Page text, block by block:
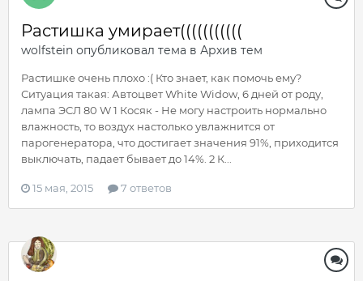
Растишка умирает(((((((((((
wolfstein опубликовал тема в Архив тем
Растишке очень плохо :( Кто знает, как помочь ему?
Ситуация такая: Автоцвет White Widow, 6 дней от роду,
лампа ЭСЛ 80 W 1 Косяк - Не могу настроить нормально
влажность, то воздух настолько увлажнится от
парогенератора, что достигает значения 91%, приходится
выключать, падает бывает до 14%. 2 К...
15 мая, 2015 7 ответов